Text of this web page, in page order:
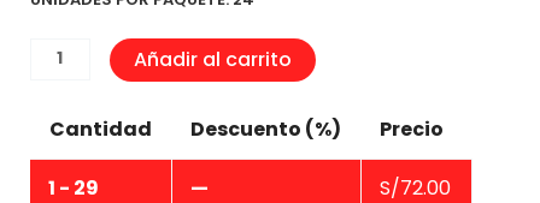
TINTA
cantidad
Añadir al carrito
Cantidad Descuento (%) Precio
1 - 29 — S/72.00